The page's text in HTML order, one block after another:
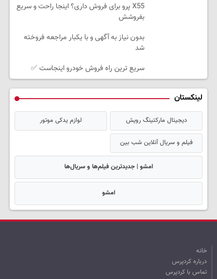
X55 پرو برای فروش داری؟ اینجا راحت و سریع
بفروشش
بدون نیاز به آگهی و با یکبار مراجعه فروخته
شد
سریع ترین راه فروش خودرو اینجاست ✅
لینکستان
دیجیتال مارکتینگ رویش لوازم یدکی موتور
فیلم و سریال آنلاین شب بین
امشو | جدیدترین فیلم‌ها و سریال‌ها
امشو
خانه
درباره کردپرس
تماس با کردپرس